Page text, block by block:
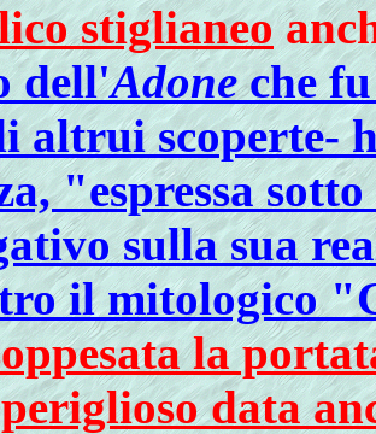
stiglianeo
dell'Adoneche fu
altrui scoperte-
"espressa
sulla sua
il mitologico
la
data